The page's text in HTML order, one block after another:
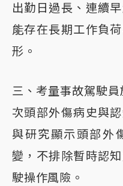
出勤日過長、連續
能存在長期工作負
形。
三、考量事故駕駛
次頭部外傷病史與
與研究顯示頭部外
變，不排除暫時認
駛操作風險。